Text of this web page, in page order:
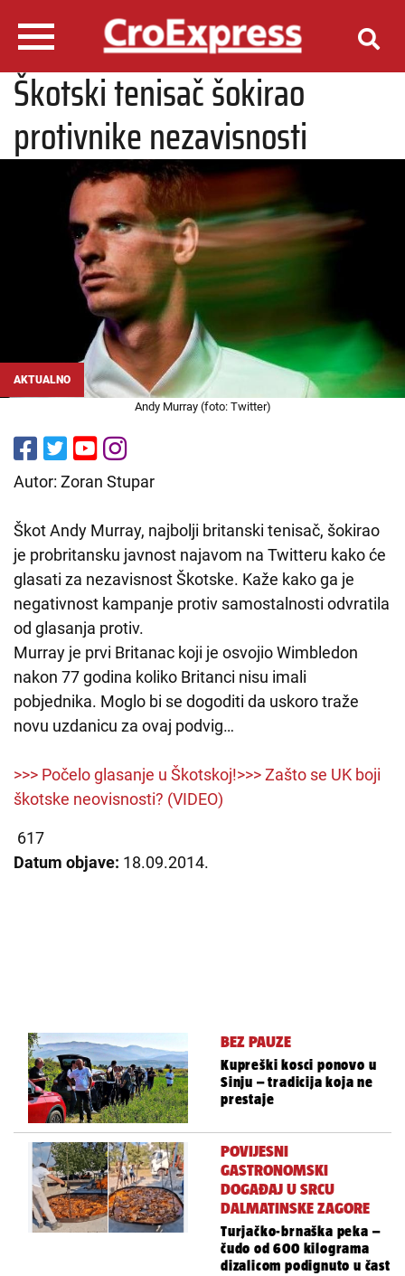
Škotski tenisač šokirao
protivnike nezavisnosti
AKTUALNO
Andy Murray (foto: Twitter)
Autor: Zoran Stupar
Škot Andy Murray, najbolji britanski tenisač, šokirao
je probritansku javnost najavom na Twitteru kako će
glasati za nezavisnost Škotske. Kaže kako ga je
negativnost kampanje protiv samostalnosti odvratila
od glasanja protiv.
Murray je prvi Britanac koji je osvojio Wimbledon
nakon 77 godina koliko Britanci nisu imali
pobjednika. Moglo bi se dogoditi da uskoro traže
novu uzdanicu za ovaj podvig…
>>> Počelo glasanje u Škotskoj!>>> Zašto se UK boji
škotske neovisnosti? (VIDEO)
617
Datum objave: 18.09.2014.
BEZ PAUZE
Kupreški kosci ponovo u
Sinju – tradicija koja ne
prestaje
POVIJESNI
GASTRONOMSKI
DOGAĐAJ U SRCU
DALMATINSKE ZAGORE
Turjačko-brnaška peka –
čudo od 600 kilograma
dizalicom podignuto u čast